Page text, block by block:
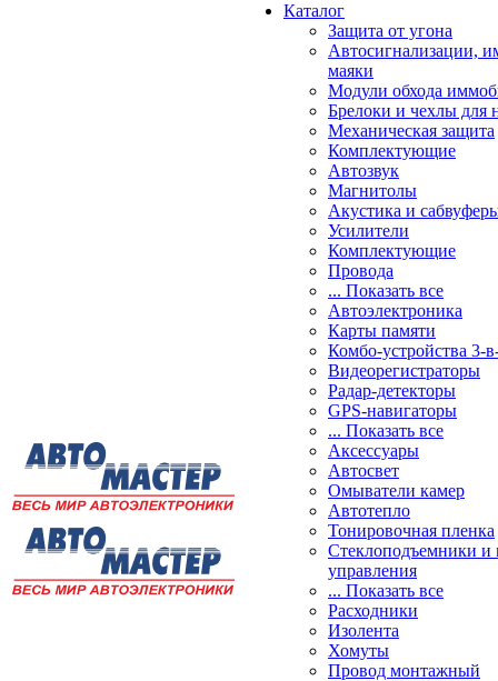
Каталог
Защита от угона
Автосигнализации,
маяки
Модули обхода
Брелоки и чехлы для
Механическая защита
Комплектующие
Автозвук
Магнитолы
Акустика и
Усилители
Комплектующие
Провода
... Показать все
Автоэлектроника
Карты памяти
Комбо-устройства 3-
Видеорегистраторы
Радар-детекторы
GPS-навигаторы
... Показать все
Аксессуары
Автосвет
Омыватели камер
Автотепло
Тонировочная пленка
Стеклоподъемники и
управления
... Показать все
Расходники
Изолента
Хомуты
Провод монтажный